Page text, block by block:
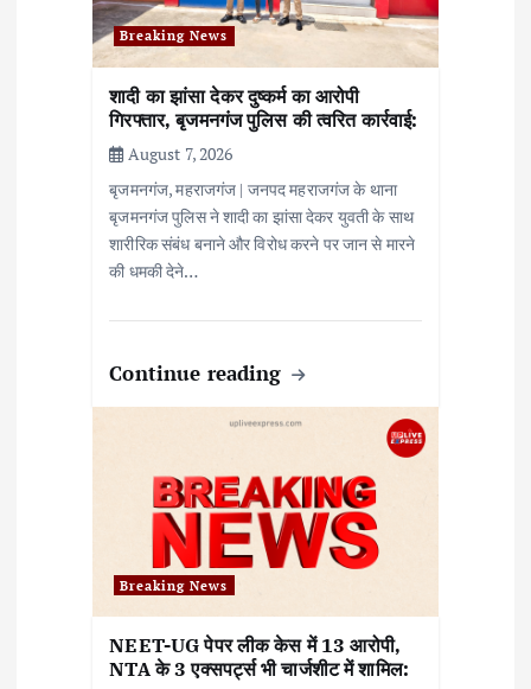
Breaking News
शादी का झांसा देकर दुष्कर्म का आरोपी
गिरफ्तार, बृजमनगंज पुलिस की त्वरित कार्रवाई:
August 7, 2026
बृजमनगंज, महराजगंज | जनपद महराजगंज के थाना
बृजमनगंज पुलिस ने शादी का झांसा देकर युवती के साथ
शारीरिक संबंध बनाने और विरोध करने पर जान से मारने
की धमकी देने…
Continue reading
Breaking News
NEET-UG पेपर लीक केस में 13 आरोपी,
NTA के 3 एक्सपर्ट्स भी चार्जशीट में शामिल: